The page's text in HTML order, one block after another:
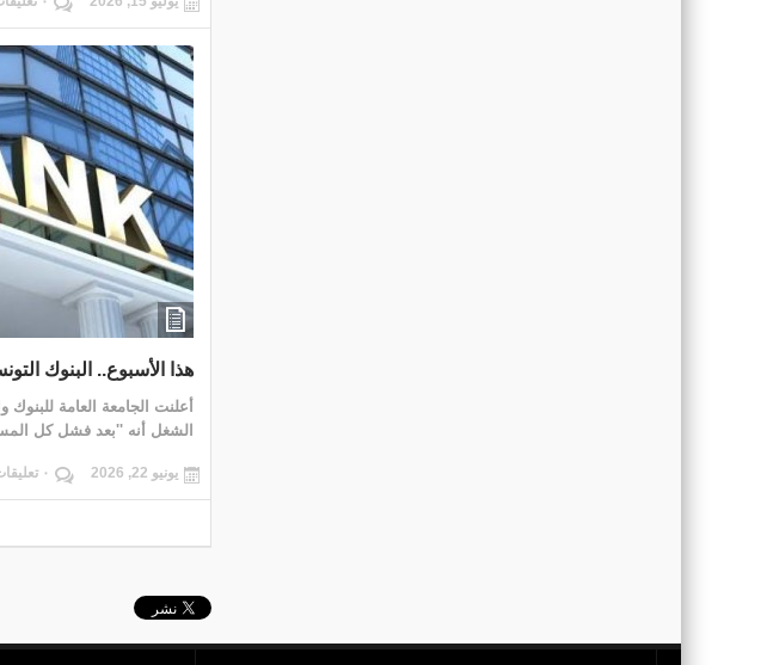
هذا الأسبوع.. البنوك
أعلنت الجامعة العامة للبنوك
الشغل أنه ''بعد فشل كل
يونيو 22, 2026 ٠ تعليقات